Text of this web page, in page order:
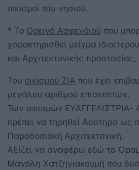
οικισμοί του νησιού.
* Το Ορεινό Ασφενδιού που
χαρακτηρισθεί μείγμα
και Αρχιτεκτονικής προστασίας,
Του οικισμού ΖΙΑ που έχει
μεγάλου αριθμού επισκεπτών.
Των οικισμών
πρέπει να τηρηθεί Αυστηρά ως
Παραδοσιακή Αρχιτεκτονική.
Αξίζει να αναφέρω εδώ το
Μανόλη Χατζηγιακουμή που